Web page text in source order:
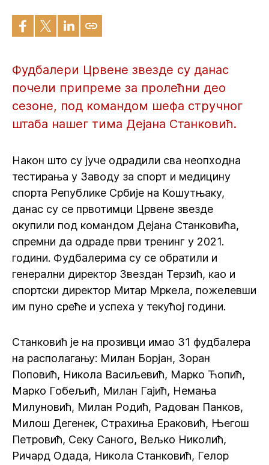
Фудбалери Црвене звезде су данас
почели припреме за пролећни део
сезоне, под командом шефа стручног
штаба нашег тима Дејана Станковић.
Након што су јуче одрадили сва неопходна
тестирања у Заводу за спорт и медицину
спорта Републике Србије на Кошутњаку,
данас су се првотимци Црвене звезде
окупили под командом Дејана Станковића,
спремни да одраде први тренинг у 2021.
години. Фудбалерима су се обратили и
генерални директор Звездан Терзић, као и
спортски директор Митар Мркела, пожелевши
им пуно среће и успеха у текућој години.
Станковић је на прозивци имао 31 фудбалера
на располагању: Милан Борјан, Зоран
Поповић, Никола Васиљевић, Марко Ћопић,
Марко Гобељић, Милан Гајић, Немања
Милуновић, Милан Родић, Радован Панков,
Милош Дегенек, Страхиња Ераковић, Његош
Петровић, Секу Саного, Вељко Николић,
Ричард Одада, Никола Станковић, Гелор